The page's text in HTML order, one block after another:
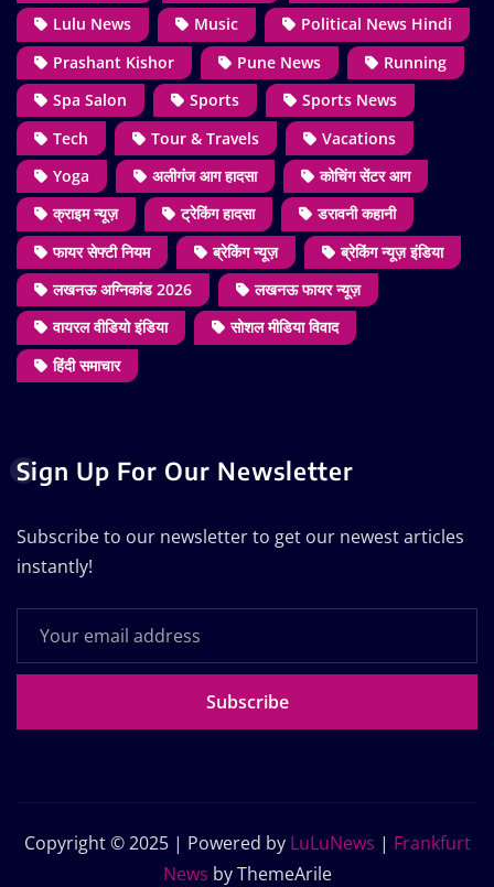
Lulu News
Music
Political News Hindi
Prashant Kishor
Pune News
Running
Spa Salon
Sports
Sports News
Tech
Tour & Travels
Vacations
Yoga
अलीगंज आग हादसा
कोचिंग सेंटर आग
क्राइम न्यूज़
ट्रेकिंग हादसा
डरावनी कहानी
फायर सेफ्टी नियम
ब्रेकिंग न्यूज़
ब्रेकिंग न्यूज़ इंडिया
लखनऊ अग्निकांड 2026
लखनऊ फायर न्यूज़
वायरल वीडियो इंडिया
सोशल मीडिया विवाद
हिंदी समाचार
Sign Up For Our Newsletter
Subscribe to our newsletter to get our newest articles
instantly!
Subscribe
Copyright © 2025 | Powered by LuLuNews | Frankfurt
News by ThemeArile